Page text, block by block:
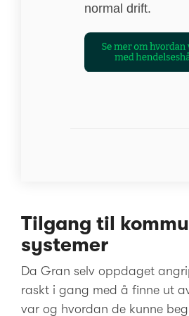
normal drift.
Tilgang til
systemer
Da Gran selv oppdaget
raskt i gang med å finne ut
var og hvordan de kunne